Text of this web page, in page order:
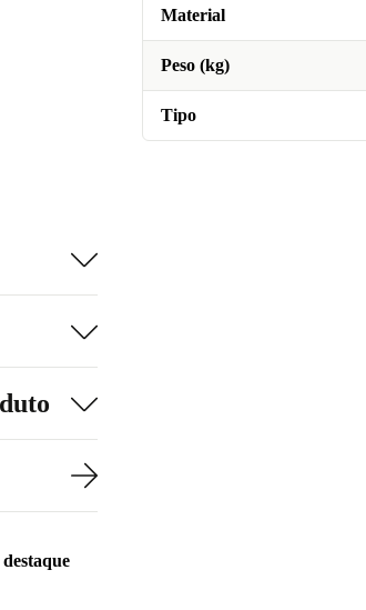
Material
Peso (kg)
Tipo